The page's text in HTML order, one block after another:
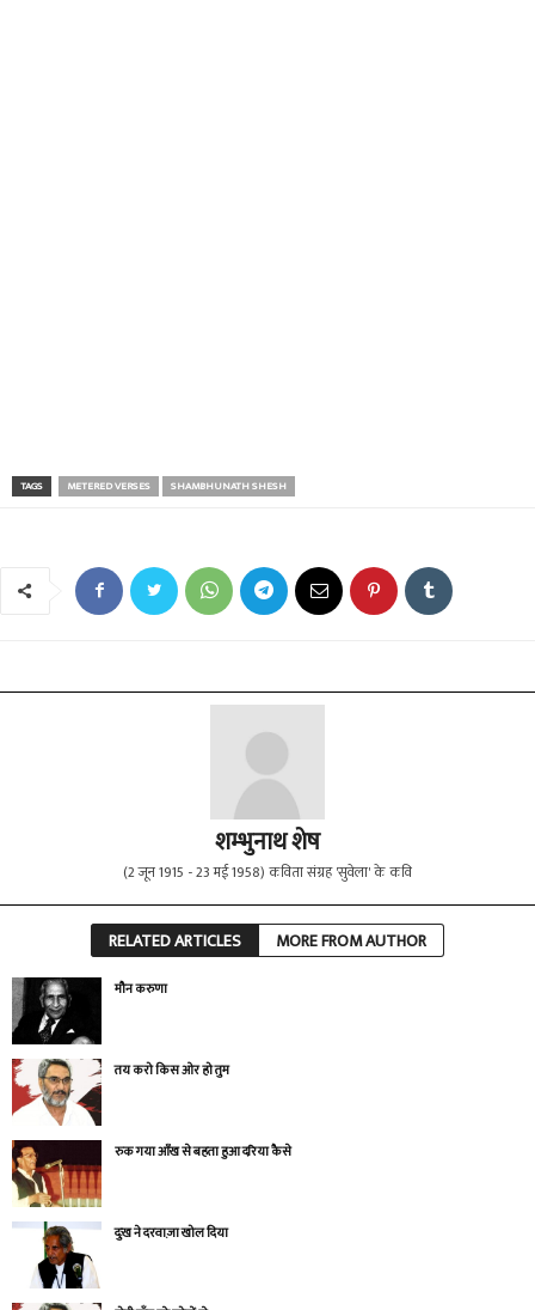
TAGS METERED VERSES SHAMBHUNATH SHESH
शम्भुनाथ शेष
(2 जून 1915 - 23 मई 1958) कविता संग्रह 'सुवेला' के कवि
RELATED ARTICLES MORE FROM AUTHOR
मौन करुणा
तय करो किस ओर हो तुम
रुक गया आँख से बहता हुआ दरिया कैसे
दुःख ने दरवाज़ा खोल दिया